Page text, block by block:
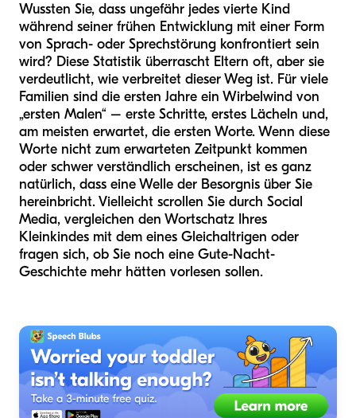
Wussten Sie, dass ungefähr jedes vierte Kind
während seiner frühen Entwicklung mit einer Form
von Sprach- oder Sprechstörung konfrontiert sein
wird? Diese Statistik überrascht Eltern oft, aber sie
verdeutlicht, wie verbreitet dieser Weg ist. Für viele
Familien sind die ersten Jahre ein Wirbelwind von
„ersten Malen“ – erste Schritte, erstes Lächeln und,
am meisten erwartet, die ersten Worte. Wenn diese
Worte nicht zum erwarteten Zeitpunkt kommen
oder schwer verständlich erscheinen, ist es ganz
natürlich, dass eine Welle der Besorgnis über Sie
hereinbricht. Vielleicht scrollen Sie durch Social
Media, vergleichen den Wortschatz Ihres
Kleinkindes mit dem eines Gleichaltrigen oder
fragen sich, ob Sie noch eine Gute-Nacht-
Geschichte mehr hätten vorlesen sollen.